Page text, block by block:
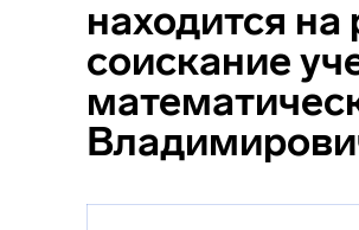
находится
соискание